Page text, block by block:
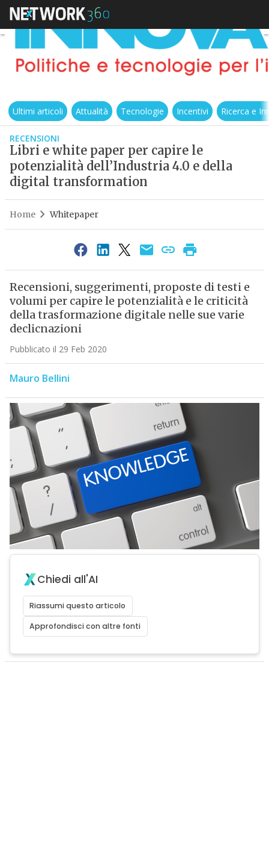
Ultimi articoli Attualità Tecnologie Incentivi Ricerca e
RECENSIONI
Libri e white paper per capire le
potenzialità dell’Industria 4.0 e della
digital transformation
Home Whitepaper
Recensioni, suggerimenti, proposte di testi e
volumi per capire le potenzialità e le criticità
della trasformazione digitale nelle sue varie
declicnazioni
Pubblicato il 29 Feb 2020
Mauro Bellini
Chiedi all'AI
Riassumi questo articolo
Approfondisci con altre fonti